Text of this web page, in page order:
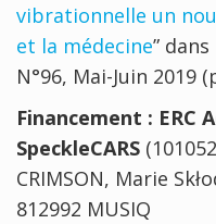
vibrationnelle un
et la médecine”
N°96, Mai-Juin 2019
Financement : ERC
SpeckleCARS
CRIMSON, Marie
812992 MUSIQ